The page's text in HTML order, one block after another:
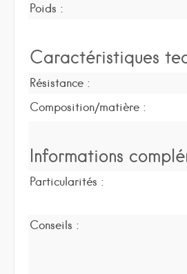
Poids :
Caractéristiques
Résistance :
Composition/matière :
Informations
Particularités :
Conseils :